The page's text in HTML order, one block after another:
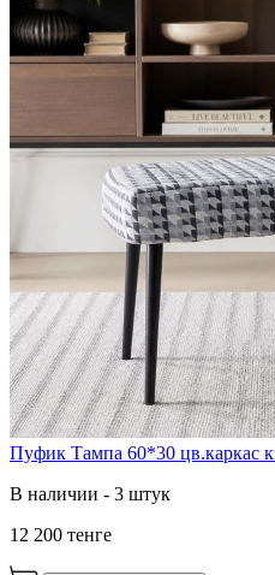
Пуфик Тампа 60*30 цв.каркас
В наличии - 3 штук
12 200 тенге